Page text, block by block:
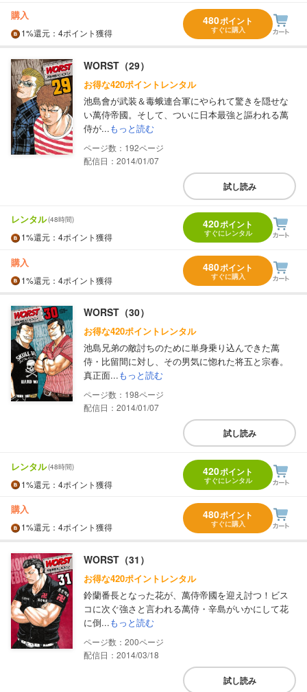
購入
1%還元 ：4ポイント獲得
480ポイント
すぐに購入
WORST（29）
お得な420ポイントレンタル
池島會が武装＆毒蛾連合軍にやられて驚きを隠せな
い萬侍帝國。そして、ついに日本最強と謳われる萬
侍が...もっと読む
192
配信日：2014/01/07
試し読み
レンタル(48時間)
1%還元 ：4ポイント獲得
420ポイント
すぐにレンタル
購入
1%還元 ：4ポイント獲得
480ポイント
すぐに購入
WORST（30）
お得な420ポイントレンタル
池島兄弟の敵討ちのために単身乗り込んできた萬
侍・比留間に対し、その男気に惚れた将五と宗春。
真正面...もっと読む
198
配信日：2014/01/07
試し読み
レンタル(48時間)
1%還元 ：4ポイント獲得
420ポイント
すぐにレンタル
購入
1%還元 ：4ポイント獲得
480ポイント
すぐに購入
WORST（31）
お得な420ポイントレンタル
鈴蘭番長となった花が、萬侍帝國を迎え討つ！ビス
コに次ぐ強さと言われる萬侍・辛島がいかにして花
に倒...もっと読む
200
配信日：2014/03/18
試し読み